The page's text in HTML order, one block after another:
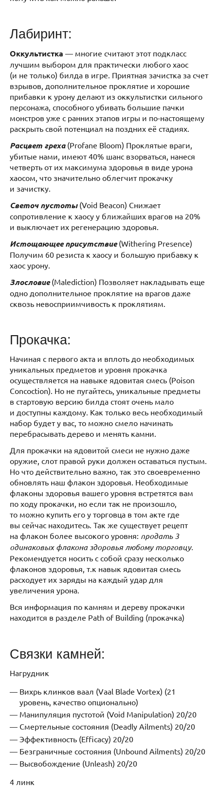
Лабиринт:
Оккультистка — многие считают этот подкласс
лучшим выбором для практически любого хаос
(и не только) билда в игре. Приятная зачистка за счет
взрывов, дополнительное проклятие и хорошие
прибавки к урону делают из оккультистки сильного
персонажа, способного убивать большие пачки
монстров уже с ранних этапов игры и по-настоящему
раскрыть свой потенциал на поздних её стадиях.
Расцвет греха (Profane Bloom) Проклятые враги,
убитые нами, имеют 40% шанс взорваться, нанеся
четверть от их максимума здоровья в виде урона
хаосом, что значительно облегчит прокачку
и зачистку.
Светоч пустоты (Void Beacon) Снижает
сопротивление к хаосу у ближайших врагов на 20%
и выключает их регенерацию здоровья.
Истощающее присутствие (Withering Presence)
Получим 60 резиста к хаосу и большую прибавку к
хаос урону.
Злословие(Malediction) Позволяет накладывать еще
одно дополнительное проклятие на врагов даже
сквозь невосприимчивость к проклятиям.
Прокачка:
Начиная с первого акта и вплоть до необходимых
уникальных предметов и уровня прокачка
осуществляется на навыке ядовитая смесь (Poison
Concoction). Но не пугайтесь, уникальные предметы
в стартовую версию билда стоят очень мало
и доступны каждому. Как только весь необходимый
набор будет у вас, то можно смело начинать
перебрасывать дерево и менять камни.
Для прокачки на ядовитой смеси не нужно даже
оружие, слот правой руки должен оставаться пустым.
Но что действительно важно, так это своевременно
обновлять наш флакон здоровья. Необходимые
флаконы здоровья вашего уровня встретятся вам
по ходу прокачки, но если так не произошло,
то можно купить его у торговца в том акте где
вы сейчас находитесь. Так же существует рецепт
на флакон более высокого уровня: продать 3
одинаковых флакона здоровья любому торговцу.
Рекомендуется носить с собой сразу несколько
флаконов здоровья, т.к навык ядовитая смесь
расходует их заряды на каждый удар для
увеличения урона.
Вся информация по камням и дереву прокачки
находится в разделе Path of Building (прокачка)
Связки камней:
Нагрудник
Вихрь клинков ваал (Vaal Blade Vortex) (21
уровень, качество опционально)
Манипуляция пустотой (Void Manipulation) 20/20
Смертельные состояния (Deadly Ailments) 20/20
Эффективность (Efficacy) 20/20
Безграничные состояния (Unbound Ailments) 20/20
Высвобождение (Unleash) 20/20
4 линк